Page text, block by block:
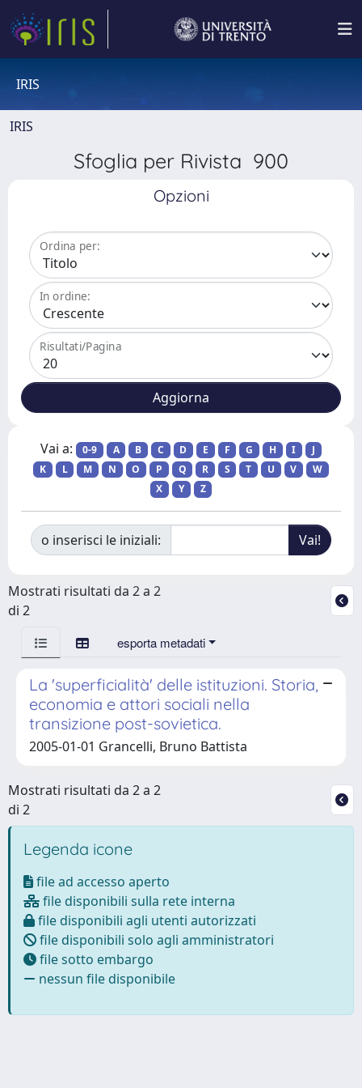
IRIS
IRIS
Sfoglia per Rivista 900
Opzioni
Ordina per:
In ordine:
Risultati/Pagina
Vai a: 0-9 A B C D E F G H I
J
K
L M N O P Q R S T U V
W
X
Y Z
o inserisci le iniziali:
Mostrati risultati da 2 a 2
di 2
esporta metadati
La 'superficialità' delle istituzioni. Storia,
economia e attori sociali nella
transizione post-sovietica.
2005-01-01 Grancelli, Bruno Battista
Mostrati risultati da 2 a 2
di 2
Legenda icone
file ad accesso aperto
file disponibili sulla rete interna
file disponibili agli utenti autorizzati
file disponibili solo agli amministratori
file sotto embargo
nessun file disponibile